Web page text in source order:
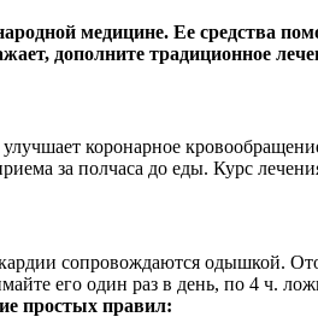
медицине. Ее средства
дополните традиционное
улучшает коронарное
за полчаса до еды. Курс
сопровождаются одышкой.
его один раз в день, по 4 ч.
простых правил: